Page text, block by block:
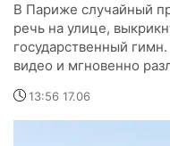
В Париже случайный
речь на улице,
государственный
видео и мгновенно
13:56 17.06